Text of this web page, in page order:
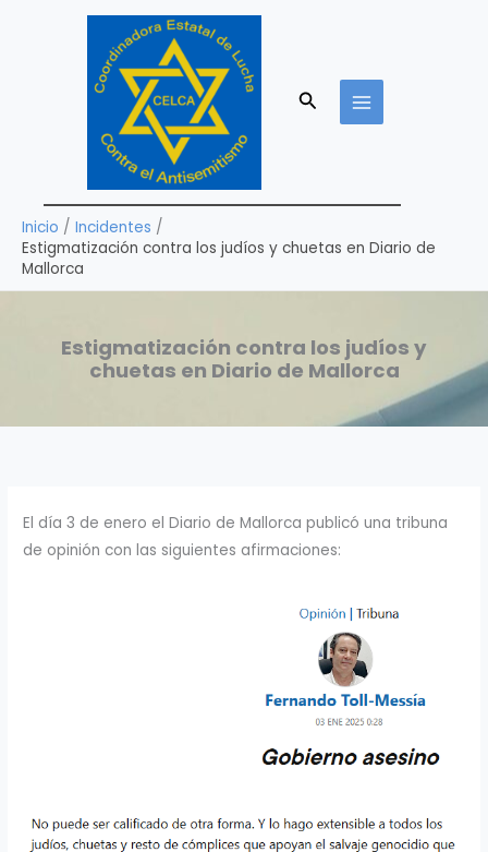
Buscar
Inicio
Incidentes
Estigmatización contra los judíos y chuetas en Diario de
Mallorca
Estigmatización contra los judíos y
chuetas en Diario de Mallorca
El día 3 de enero el Diario de Mallorca publicó una tribuna
de opinión con las siguientes afirmaciones: